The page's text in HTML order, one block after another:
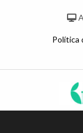
Política